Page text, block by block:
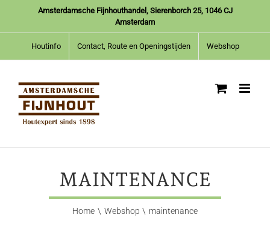
inhoud
Amsterdamsche Fijnhouthandel, Sierenborch 25, 1046 CJ
Amsterdam
Houtinfo Contact, Route en Openingstijden Webshop
MAINTENANCE
Home Webshop maintenance